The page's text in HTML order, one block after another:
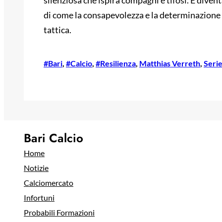
di come la consapevolezza e la
tattica.
#Bari, #Calcio, #Resilienza, Matthias Verreth,
Bari Calcio
Home
Notizie
Calciomercato
Infortuni
Probabili Formazioni